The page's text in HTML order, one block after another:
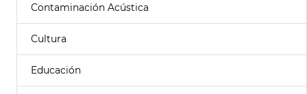
Contaminación Acústica
Cultura
Educación